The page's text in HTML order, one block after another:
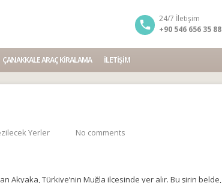
24/7 İletişim
+90 546 656 35 88
ÇANAKKALE ARAÇ KIRALAMA İLETIŞIM
Yerler No comments
Akyaka, Türkiye’nin Muğla ilçesinde yer alır. Bu şirin belde,